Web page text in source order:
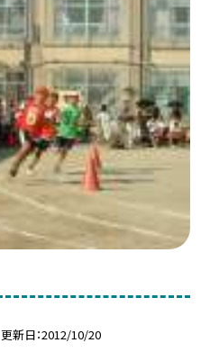
更新日 2012/10/20